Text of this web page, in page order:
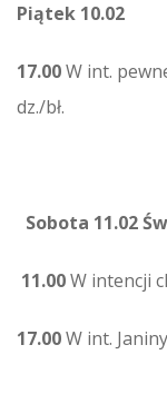
Piątek 10.02
17.00W int.
dz./bł.
Sobota 11.02
11.00W intencji
17.00W int.